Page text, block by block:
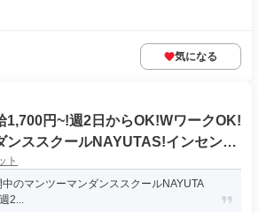
気になる
1,700円~!週2日からOK!WワークOK!
ンススクールNAYUTAS!インセンテ
ト
のマンツーマンダンススクールNAYUTA
2...